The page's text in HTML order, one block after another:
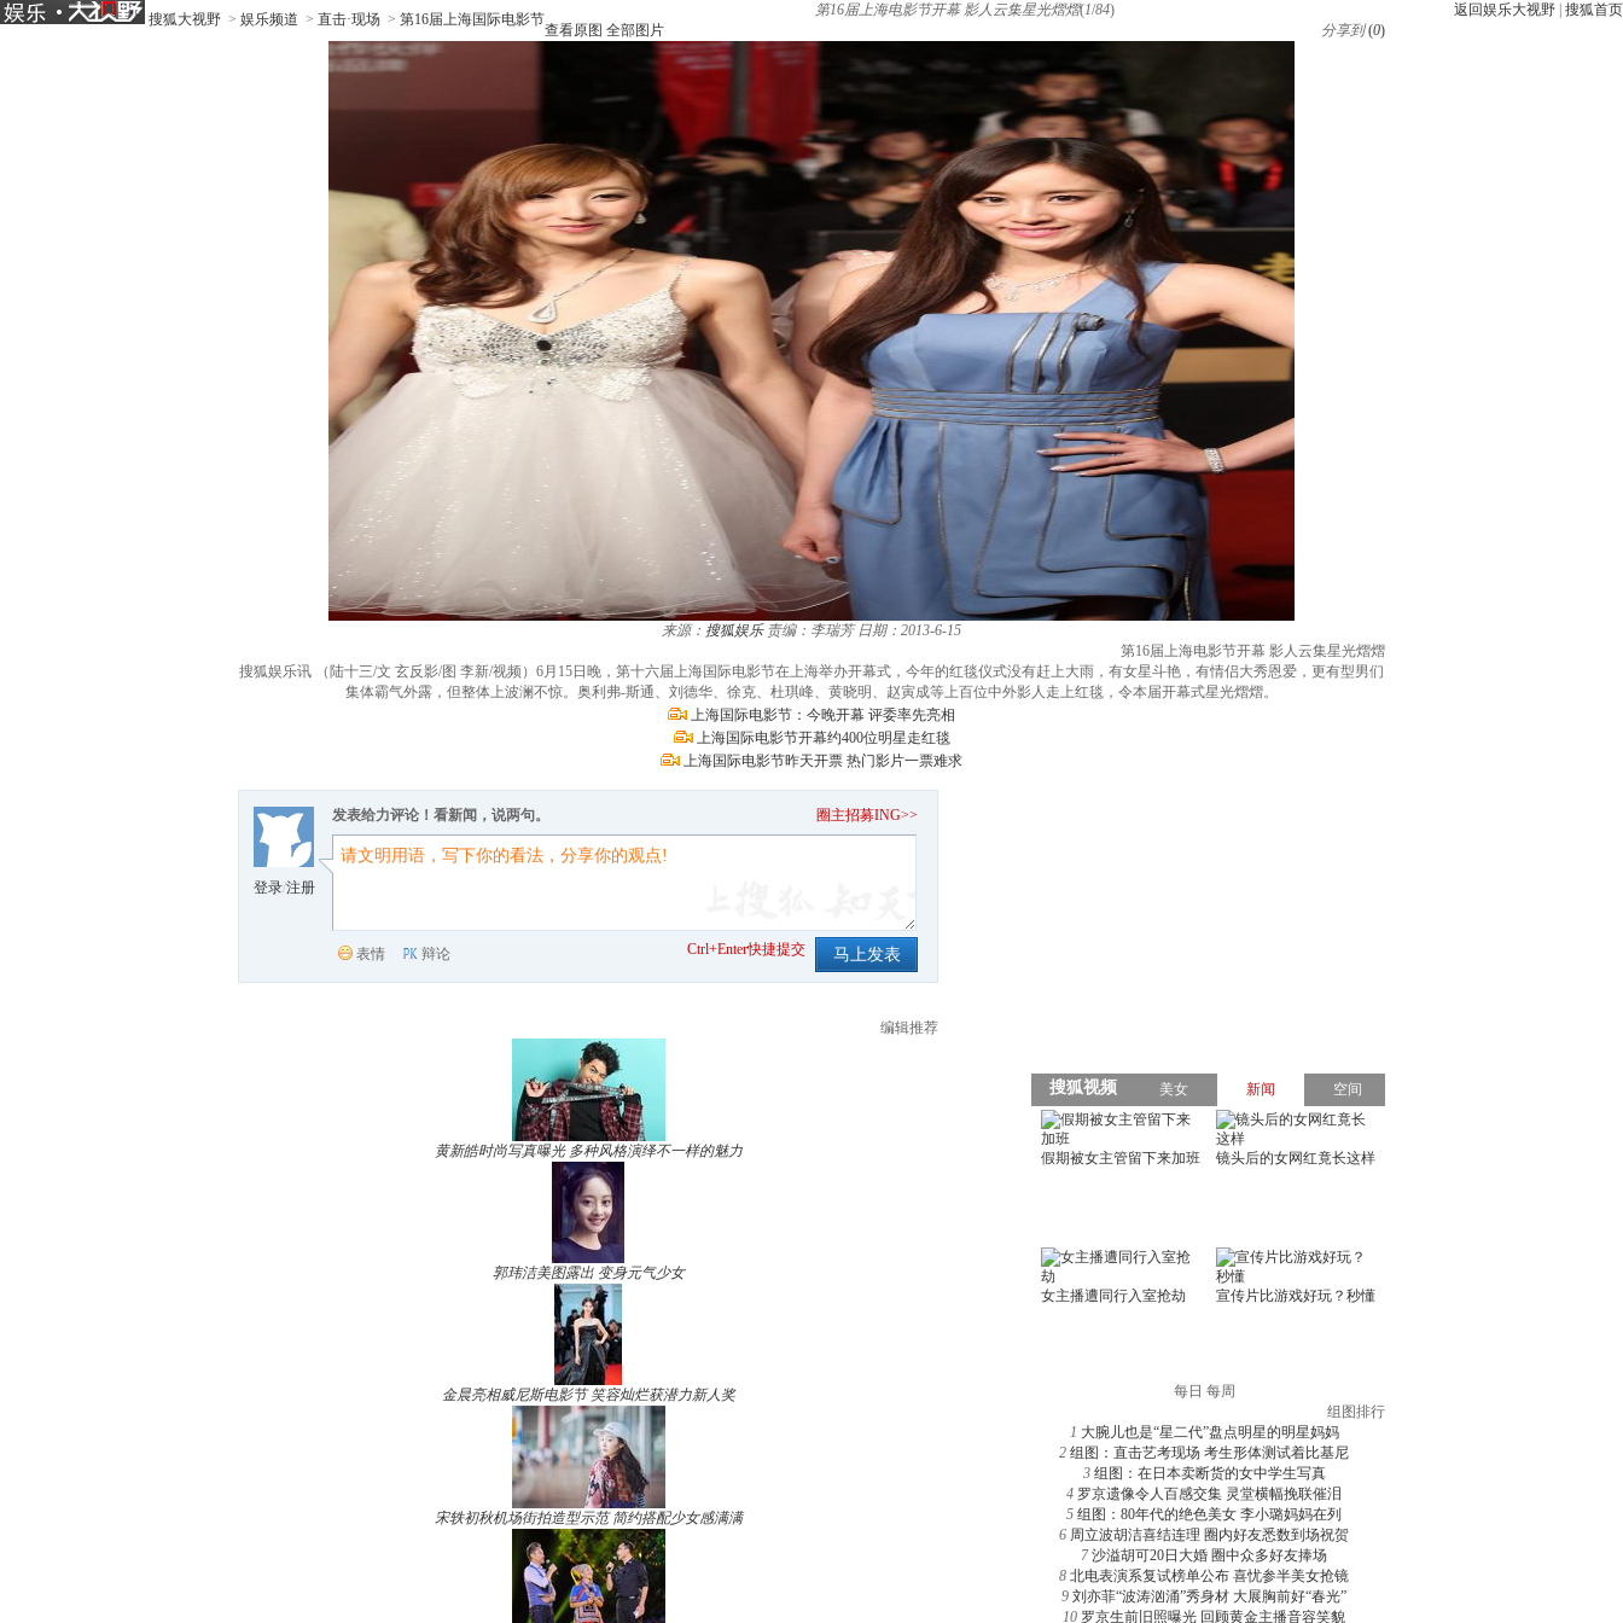
搜狐大视野 > 娱乐频道 > 直击·现场 > 第16届上海国际电影节
返回娱乐大视野 搜狐首页
第16届上海电影节开幕 影人云集星光熠熠(1/84)
查看原图 全部图片 分享到 (0)
来源： 搜狐娱乐 责编：李瑞芳 日期：2013-6-15
第16届上海电影节开幕 影人云集星光熠熠
搜狐娱乐讯 （陆十三/文 玄反影/图 李新/视频）6月15日晚，第十六届上海国际电影节在上海举办开幕式，今年的红毯仪式没有赶上大雨，有女星斗艳，有情侣大秀恩爱，更有型男们
集体霸气外露，但整体上波澜不惊。奥利弗-斯通、刘德华、徐克、杜琪峰、黄晓明、赵寅成等上百位中外影人走上红毯，令本届开幕式星光熠熠。
上海国际电影节：今晚开幕 评委率先亮相
上海国际电影节开幕约400位明星走红毯
上海国际电影节昨天开票 热门影片一票难求
登录/注册
发表给力评论！看新闻，说两句。 圈主招募ING>>
表情 辩论 Ctrl+Enter快捷提交
编辑推荐
黄新皓时尚写真曝光 多种风格演绎不一样的魅力
郭玮洁美图露出 变身元气少女
金晨亮相威尼斯电影节 笑容灿烂获潜力新人奖
宋轶初秋机场街拍造型示范 简约搭配少女感满满
每日 每周
组图排行
1 大腕儿也是“星二代”盘点明星的明星妈妈
2 组图：直击艺考现场 考生形体测试着比基尼
3 组图：在日本卖断货的女中学生写真
4 罗京遗像令人百感交集 灵堂横幅挽联催泪
5 组图：80年代的绝色美女 李小璐妈妈在列
6 周立波胡洁喜结连理 圈内好友悉数到场祝贺
7 沙溢胡可20日大婚 圈中众多好友捧场
8 北电表演系复试榜单公布 喜忧参半美女抢镜
9 刘亦菲“波涛汹涌”秀身材 大展胸前好“春光”
10 罗京生前旧照曝光 回顾黄金主播音容笑貌